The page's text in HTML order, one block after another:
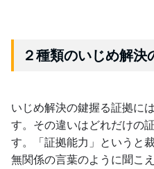
２種類のいじめ解決
いじめ解決の鍵握る証拠に
す。その違いはどれだけの
す。「証拠能力」というと
無関係の言葉のように聞こ